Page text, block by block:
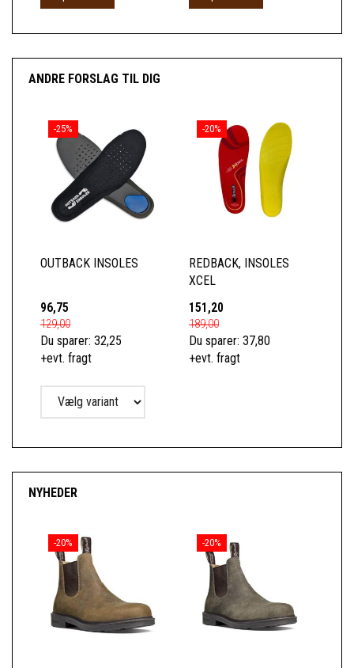
ANDRE FORSLAG TIL DIG
-25%
OUTBACK INSOLES
96,75
129,00
Du sparer: 32,25
+evt. fragt
-20%
REDBACK, INSOLES
XCEL
151,20
189,00
Du sparer: 37,80
+evt. fragt
NYHEDER
-20% -20%